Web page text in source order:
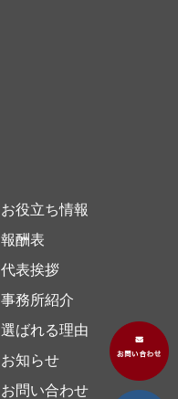
お役立ち情報
報酬表
代表挨拶
事務所紹介
選ばれる理由
お知らせ
お問い合わせ